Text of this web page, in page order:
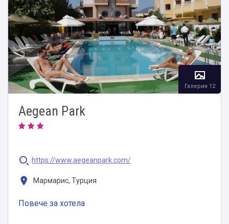
Aegean Park
https://www.aegeanpark.com/
Мармарис, Турция
Повече за хотела
Галерия 12